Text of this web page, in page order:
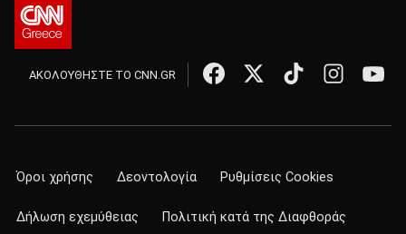
ΑΚΟΛΟΥΘΗΣΤΕ ΤΟ CNN.GR
Όροι χρήσης Δεοντολογία Ρυθμίσεις Cookies
Δήλωση εχεμύθειας Πολιτική κατά της Διαφθοράς